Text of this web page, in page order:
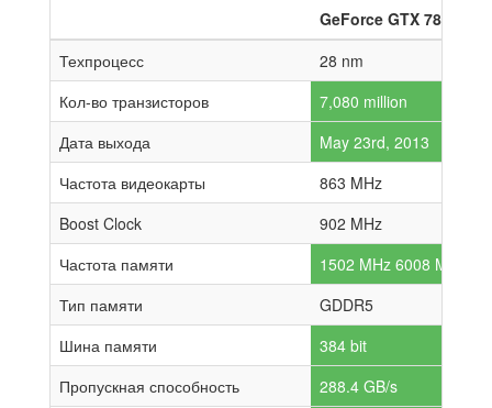
GeForce GTX 780
Техпроцесс
28 nm
Кол-во транзисторов
7,080 million
Дата выхода
May 23rd, 2013
Частота видеокарты
863 MHz
Boost Clock
902 MHz
Частота памяти
1502 MHz 6008 MHz
Тип памяти
GDDR5
Шина памяти
384 bit
Пропускная способность
288.4 GB/s